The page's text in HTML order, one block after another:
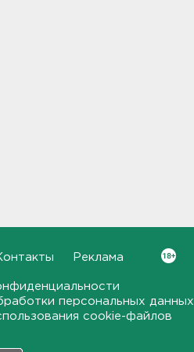
Реклама
персональных данных
cookie-файлов